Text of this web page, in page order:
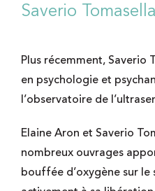
Saverio Tomasella
Plus récemment, Saverio
en psychologie et
l’observatoire de
Elaine Aron et Saverio
nombreux ouvrages
bouffée d’oxygène sur